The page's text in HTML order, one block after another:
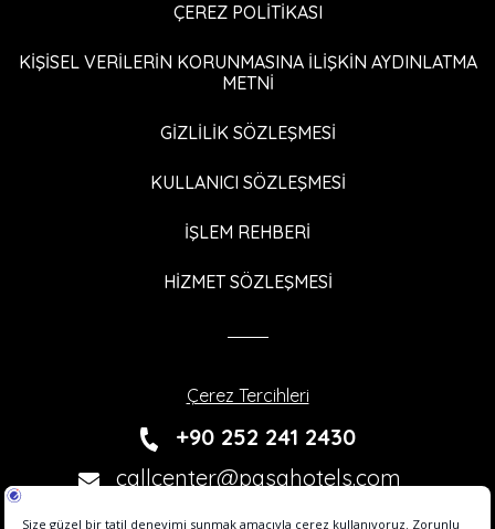
ÇEREZ POLİTİKASI
KİŞİSEL VERİLERİN KORUNMASINA İLİŞKİN AYDINLATMA
METNİ
GİZLİLİK SÖZLEŞMESİ
KULLANICI SÖZLEŞMESİ
İŞLEM REHBERİ
HİZMET SÖZLEŞMESİ
Çerez Tercihleri
+90 252 241 2430
callcenter@pasahotels.com